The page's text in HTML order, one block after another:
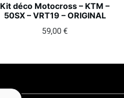
Kit déco Motocross – KTM –
50SX – VRT19 – ORIGINAL
59,00 €